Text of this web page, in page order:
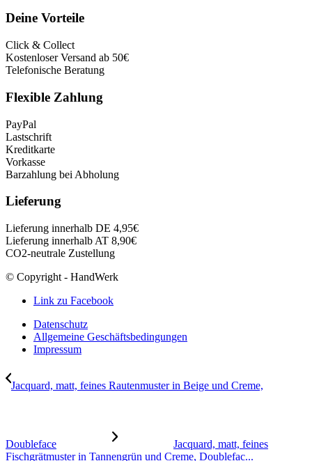
Deine Vorteile
Click & Collect
Kostenloser Versand ab 50€
Telefonische Beratung
Flexible Zahlung
PayPal
Lastschrift
Kreditkarte
Vorkasse
Barzahlung bei Abholung
Lieferung
Lieferung innerhalb DE 4,95€
Lieferung innerhalb AT 8,90€
CO2-neutrale Zustellung
© Copyright - HandWerk
Link zu Facebook
Datenschutz
Allgemeine Geschäftsbedingungen
Impressum
Jacquard, matt, feines Rautenmuster in Beige und Creme,
Doubleface
Jacquard, matt, feines
Fischgrätmuster in Tannengrün und Creme, Doublefac...